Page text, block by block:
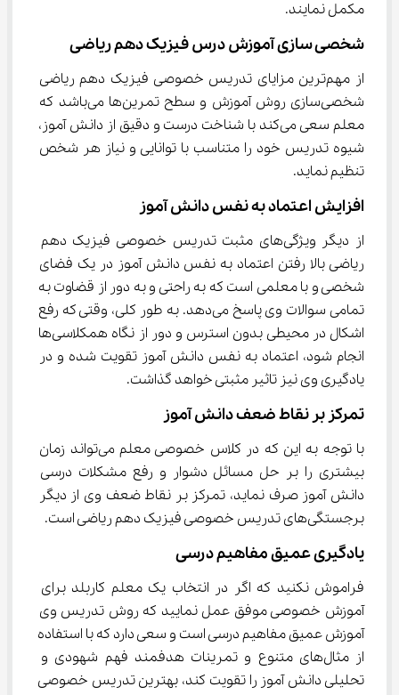
مکمل نمایند.
شخصی سازی آموزش درس فیزیک دهم ریاضی
از مهم‌ترین مزایای تدریس خصوصی فیزیک دهم ریاضی
شخصی‌سازی روش آموزش و سطح تمرین‌ها می‌باشد که
معلم سعی می‌کند با شناخت درست و دقیق از دانش آموز،
شیوه تدریس خود را متناسب با توانایی و نیاز هر شخص
تنظیم نماید.
افزایش اعتماد به نفس دانش آموز
از دیگر ویژگی‌های مثبت تدریس خصوصی فیزیک دهم
ریاضی بالا رفتن اعتماد به نفس دانش آموز در یک فضای
شخصی و با معلمی است که به راحتی و به دور از قضاوت به
تمامی سوالات وی پاسخ می‌دهد. به طور کلی، وقتی که رفع
اشکال در محیطی بدون استرس و دور از نگاه همکلاسی‌ها
انجام شود، اعتماد به نفس دانش آموز تقویت شده و در
یادگیری وی نیز تاثیر مثبتی خواهد گذاشت.
تمرکز بر نقاط ضعف دانش آموز
با توجه به این که در کلاس خصوصی معلم می‌تواند زمان
بیشتری را بر حل مسائل دشوار و رفع مشکلات درسی
دانش آموز صرف نماید، تمرکز بر نقاط ضعف وی از دیگر
برجستگی‌های تدریس خصوصی فیزیک دهم ریاضی است.
یادگیری عمیق مفاهیم درسی
فراموش نکنید که اگر در انتخاب یک معلم کاربلد برای
آموزش خصوصی موفق عمل نمایید که روش تدریس وی
آموزش عمیق مفاهیم درسی است و سعی دارد که با استفاده
از مثال‌های متنوع و تمرینات هدفمند فهم شهودی و
تحلیلی دانش آموز را تقویت کند، بهترین تدریس خصوصی